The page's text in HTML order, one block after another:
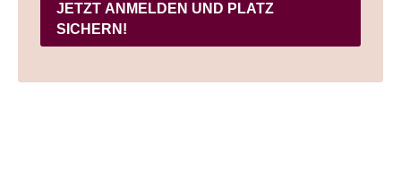
JETZT ANMELDEN UND PLATZ
SICHERN!